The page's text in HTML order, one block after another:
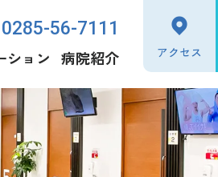
0285-56-7111
ション 病院紹介 アクセス